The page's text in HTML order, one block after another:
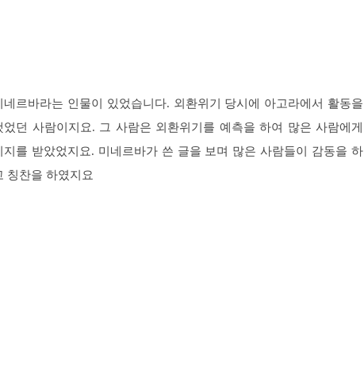
네르바라는 인물이 있었습니다. 외환위기 당시에 아고라에서 활동을
었던 사람이지요. 그 사람은 외환위기를 예측을 하여 많은 사람에게
지를 받았었지요. 미네르바가 쓴 글을 보며 많은 사람들이 감동을 하
칭찬을 하였지요